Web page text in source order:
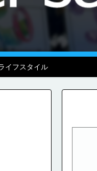
イフスタイル